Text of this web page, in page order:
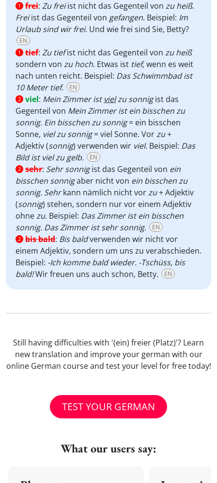
1 frei: Zu freiist nicht das Gegenteil von zu heiß.
Freiist das Gegenteil von gefangen. Beispiel: Im
Urlaub sind wir frei. Und wie frei sind Sie, Betty?
EN
1 tief: Zu tiefist nicht das Gegenteil von zu heiß
sondern von zu hoch. Etwas ist tief, wenn es weit
nach unten reicht. Beispiel: Das Schwimmbad ist
10 Meter tief.
EN
2 viel: Mein Zimmer istvielzu sonnigist das
Gegenteil von Mein Zimmer ist ein bisschen zu
sonnig. Ein bisschen zu sonnig= ein bisschen
Sonne, viel zu sonnig= viel Sonne. Vorzu+
Adjektiv (sonnig) verwenden wir viel. Beispiel: Das
Bild ist viel zu gelb.
EN
2 sehr: Sehr sonnigist das Gegenteil von ein
bisschen sonnigaber nicht von ein bisschen zu
sonnig. Sehrkann nämlich nicht vorzu+ Adjektiv
(sonnig) stehen, sondern nur vor einem Adjektiv
ohnezu. Beispiel: Das Zimmer ist ein bisschen
sonnig. Das Zimmer ist sehr sonnig.
EN
2 bis bald: Bis baldverwenden wir nicht vor
einem Adjektiv, sondern um uns zu verabschieden.
Beispiel: -Ich komme bald wieder. -Tschüss, bis
bald!Wir freuen uns auch schon, Betty. EN
Still having difficulties with '(ein) freier (Platz)'? Learn
new translation and improve your german with our
online German course and test your level for free today!
TEST YOUR GERMAN
What our users say: